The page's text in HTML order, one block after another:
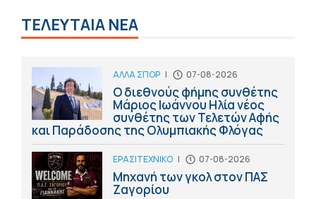
ΤΕΛΕΥΤΑΙΑ ΝΕΑ
ΑΛΛΑ ΣΠΟΡ | 07-08-2026
Ο διεθνούς φήμης συνθέτης
Μάριος Ιωάννου Ηλία νέος
συνθέτης των Τελετών Αφής
και Παράδοσης της Ολυμπιακής Φλόγας
ΕΡΑΣΙΤΕΧΝΙΚΟ | 07-08-2026
Μηχανή των γκολ στον ΠΑΣ
Ζαγορίου